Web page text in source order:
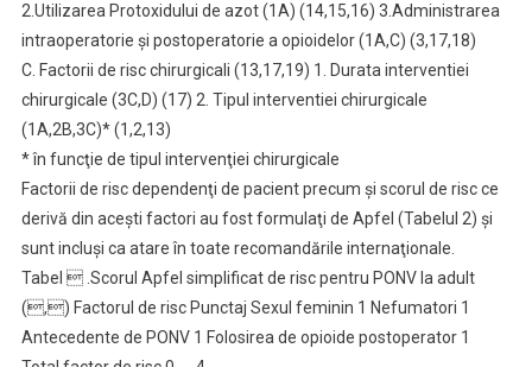
2.Utilizarea Protoxidului de azot (1A) (14,15,16) 3.Administrarea
intraoperatorie şi postoperatorie a opioidelor (1A,C) (3,17,18)
C. Factorii de risc chirurgicali (13,17,19) 1. Durata interventiei
chirurgicale (3C,D) (17) 2. Tipul interventiei chirurgicale
(1A,2B,3C)* (1,2,13)
* în funcţie de tipul intervenţiei chirurgicale
Factorii de risc dependenţi de pacient precum şi scorul de risc ce
derivă din aceşti factori au fost formulaţi de Apfel (Tabelul 2) şi
sunt incluşi ca atare în toate recomandările internaţionale.
Tabel  .Scorul Apfel simplificat de risc pentru PONV la adult
(,) Factorul de risc Punctaj Sexul feminin 1 Nefumatori 1
Antecedente de PONV 1 Folosirea de opioide postoperator 1